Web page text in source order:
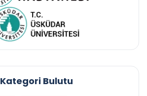
Kategori Bulutu